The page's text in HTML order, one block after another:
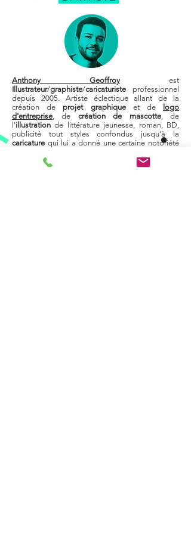
Anthony Geoffroyest
Illustrateur/graphiste/caricaturiste professionnel
depuis 2005. Artiste éclectique allant de la
création deprojet graphiqueet de
logo
d'entreprise, de création de mascotte, de
l'illustration de littérature jeunesse, roman, BD,
publicité tout styles confondus jusqu’à la
caricature qui lui a donné une certaine notoriété